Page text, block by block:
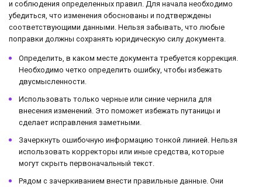
и соблюдения определенных правил. Для начала необходимо
убедиться, что изменения обоснованы и подтверждены
соответствующими данными. Нельзя забывать, что любые
поправки должны сохранять юридическую силу документа.
Определить, в каком месте документа требуется коррекция.
Необходимо четко определить ошибку, чтобы избежать
двусмысленности.
Использовать только черные или синие чернила для
внесения изменений. Это поможет избежать путаницы и
сделает исправления заметными.
Зачеркнуть ошибочную информацию тонкой линией. Нельзя
использовать корректоры или иные средства, которые
могут скрыть первоначальный текст.
Рядом с зачеркиванием внести правильные данные. Они